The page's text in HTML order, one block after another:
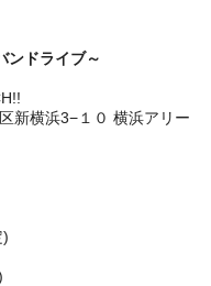
ンドライブ～
新横浜3−１０ 横浜アリー
)